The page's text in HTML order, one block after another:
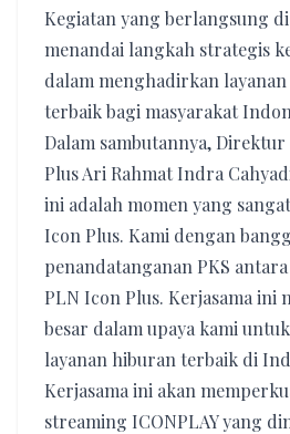
Kegiatan yang berlangsung
menandai langkah strategis
dalam menghadirkan
terbaik bagi masyarakat
Dalam sambutannya,
Plus Ari Rahmat Indra
ini adalah momen yang
Icon Plus. Kami dengan
penandatanganan PKS
PLN Icon Plus. Kerjasama ini
besar dalam upaya kami
layanan hiburan terbaik di
Kerjasama ini akan
streaming ICONPLAY yang